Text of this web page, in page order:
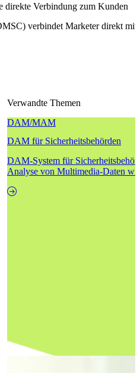
Verbindung zum Kunden
verbindet Marketer direkt
Verwandte Themen
DAM/MAM
DAM für Sicherheitsbehörden
DAM-System für
Analyse von Multimedia-Daten